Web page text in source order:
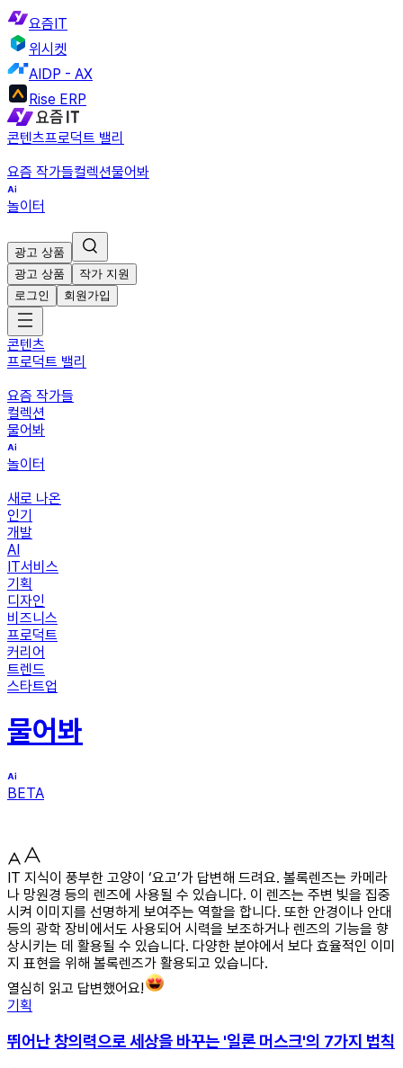
요즘IT
위시켓
AIDP - AX
Rise ERP
콘텐츠프로덕트 밸리
요즘 작가들컬렉션물어봐
놀이터
광고 상품
광고 상품
작가 지원
로그인
회원가입
콘텐츠
프로덕트 밸리
요즘 작가들
컬렉션
물어봐
놀이터
새로 나온
인기
개발
AI
IT서비스
기획
디자인
비즈니스
프로덕트
커리어
트렌드
스타트업
물어봐
BETA
IT 지식이 풍부한 고양이 ‘요고’가 답변해 드려요. 볼록렌즈는 카메라
나 망원경 등의 렌즈에 사용될 수 있습니다. 이 렌즈는 주변 빛을 집중
시켜 이미지를 선명하게 보여주는 역할을 합니다. 또한 안경이나 안대
등의 광학 장비에서도 사용되어 시력을 보조하거나 렌즈의 기능을 향
상시키는 데 활용될 수 있습니다. 다양한 분야에서 보다 효율적인 이미
지 표현을 위해 볼록렌즈가 활용되고 있습니다.
열심히 읽고 답변했어요!
기획
뛰어난 창의력으로 세상을 바꾸는 '일론 머스크'의 7가지 법칙